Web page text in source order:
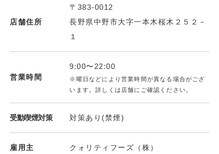
店舗住所
〒383-0012
長野県中野市大字一本木桜木２５２－
１
営業時間
9:00〜22:00
※曜日などにより営業時間が異なる場合がござ
います。詳しくは店舗にご確認ください。
受動喫煙対策 対策あり(禁煙)
雇用主 クォリティフーズ（株）